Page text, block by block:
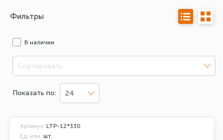
Фильтры
В наличии
Сортировать
Показать по: 24
Артикул: LTP-12*330
Ед. изм. шт.